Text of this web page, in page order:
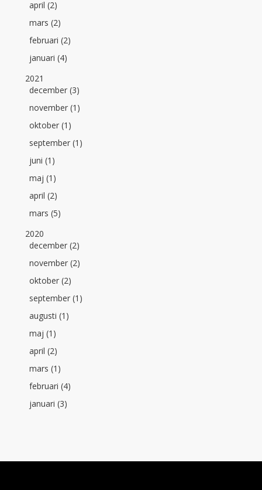
april (2)
mars (2)
februari (2)
januari (4)
2021
december (3)
november (1)
oktober (1)
september (1)
juni (1)
maj (1)
april (2)
mars (5)
2020
december (2)
november (2)
oktober (2)
september (1)
augusti (1)
maj (1)
april (2)
mars (1)
februari (4)
januari (3)